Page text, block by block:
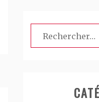
Rechercher :